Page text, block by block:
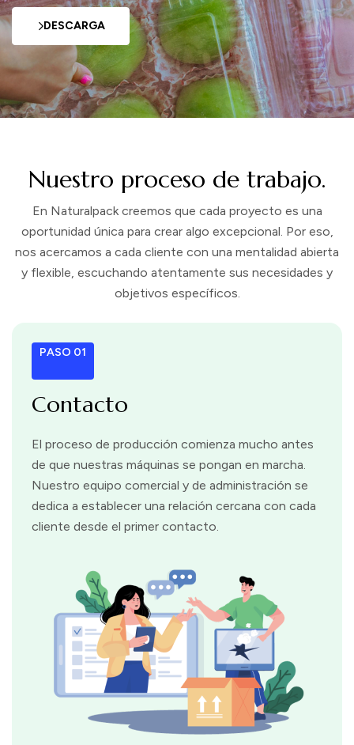
DESCARGA
Nuestro proceso de trabajo.
En Naturalpack creemos que cada proyecto es una
oportunidad única para crear algo excepcional. Por eso,
nos acercamos a cada cliente con una mentalidad abierta
y flexible, escuchando atentamente sus necesidades y
objetivos específicos.
PASO 01
Contacto
El proceso de producción comienza mucho antes
de que nuestras máquinas se pongan en marcha.
Nuestro equipo comercial y de administración se
dedica a establecer una relación cercana con cada
cliente desde el primer contacto.